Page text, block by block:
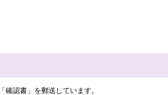
確認書」を郵送しています。